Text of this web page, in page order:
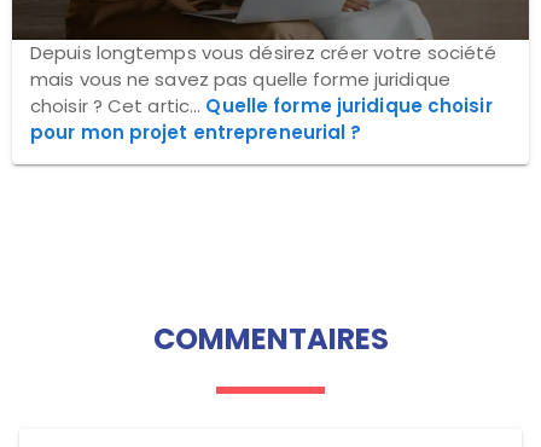
Depuis longtemps vous désirez créer votre société
mais vous ne savez pas quelle forme juridique
choisir ? Cet artic... Quelle forme juridique choisir
pour mon projet entrepreneurial ?
COMMENTAIRES